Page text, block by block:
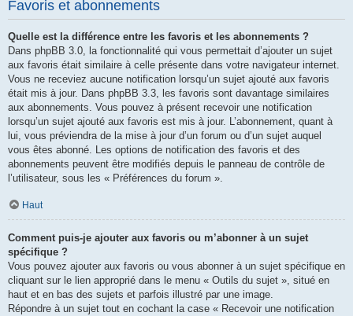
Favoris et abonnements
Quelle est la différence entre les favoris et les abonnements ?
Dans phpBB 3.0, la fonctionnalité qui vous permettait d’ajouter un sujet
aux favoris était similaire à celle présente dans votre navigateur internet.
Vous ne receviez aucune notification lorsqu’un sujet ajouté aux favoris
était mis à jour. Dans phpBB 3.3, les favoris sont davantage similaires
aux abonnements. Vous pouvez à présent recevoir une notification
lorsqu’un sujet ajouté aux favoris est mis à jour. L’abonnement, quant à
lui, vous préviendra de la mise à jour d’un forum ou d’un sujet auquel
vous êtes abonné. Les options de notification des favoris et des
abonnements peuvent être modifiés depuis le panneau de contrôle de
l’utilisateur, sous les « Préférences du forum ».
Haut
Comment puis-je ajouter aux favoris ou m’abonner à un sujet
spécifique ?
Vous pouvez ajouter aux favoris ou vous abonner à un sujet spécifique en
cliquant sur le lien approprié dans le menu « Outils du sujet », situé en
haut et en bas des sujets et parfois illustré par une image.
Répondre à un sujet tout en cochant la case « Recevoir une notification